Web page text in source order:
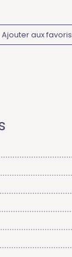
Ajouter aux favoris